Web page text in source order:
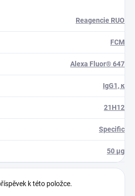
Reagencie RUO
FCM
Alexa Fluor® 647
IgG1, κ
21H12
Specific
50 µg
k této položce.